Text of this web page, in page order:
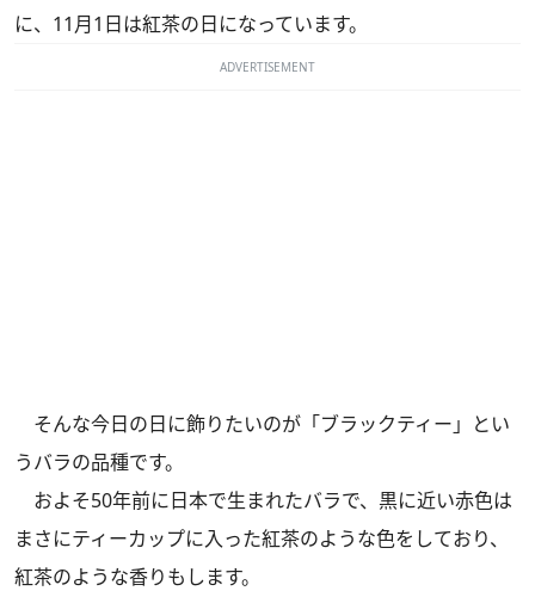
に、11月1日は紅茶の日になっています。
ADVERTISEMENT
そんな今日の日に飾りたいのが「ブラックティー」とい
うバラの品種です。
およそ50年前に日本で生まれたバラで、黒に近い赤色は
まさにティーカップに入った紅茶のような色をしており、
紅茶のような香りもします。